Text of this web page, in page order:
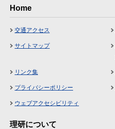
Home
交通アクセス
サイトマップ
リンク集
プライバシーポリシー
ウェブアクセシビリティ
理研について